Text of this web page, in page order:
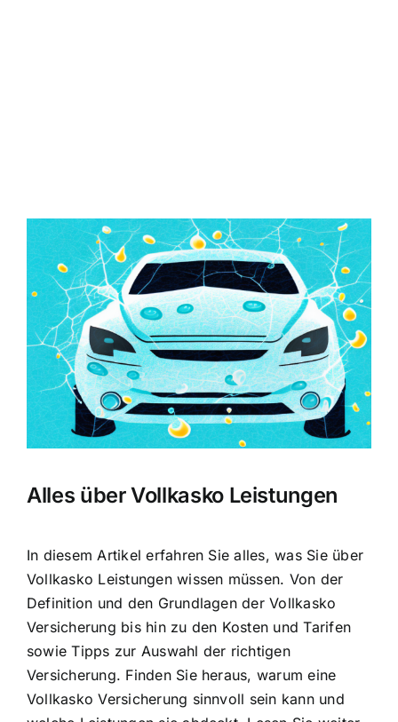
Zeige
grösseres
Bild
Alles über Vollkasko Leistungen
In diesem Artikel erfahren Sie alles, was Sie über
Vollkasko Leistungen wissen müssen. Von der
Definition und den Grundlagen der Vollkasko
Versicherung bis hin zu den Kosten und Tarifen
sowie Tipps zur Auswahl der richtigen
Versicherung. Finden Sie heraus, warum eine
Vollkasko Versicherung sinnvoll sein kann und